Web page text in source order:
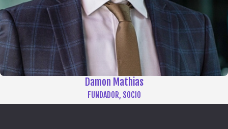
Huesos rotos
quemaduras
Cortes/laceraciones
Lesión en el ojo o pérdida de la vista
Damon Mathias
FUNDADOR, SOCIO